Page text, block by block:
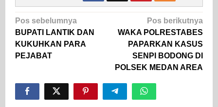
Navigasi
pos
Pos sebelumnya
BUPATI LANTIK DAN
KUKUHKAN PARA
PEJABAT
Pos berikutnya
WAKA POLRESTABES
PAPARKAN KASUS
SENPI BODONG DI
POLSEK MEDAN AREA